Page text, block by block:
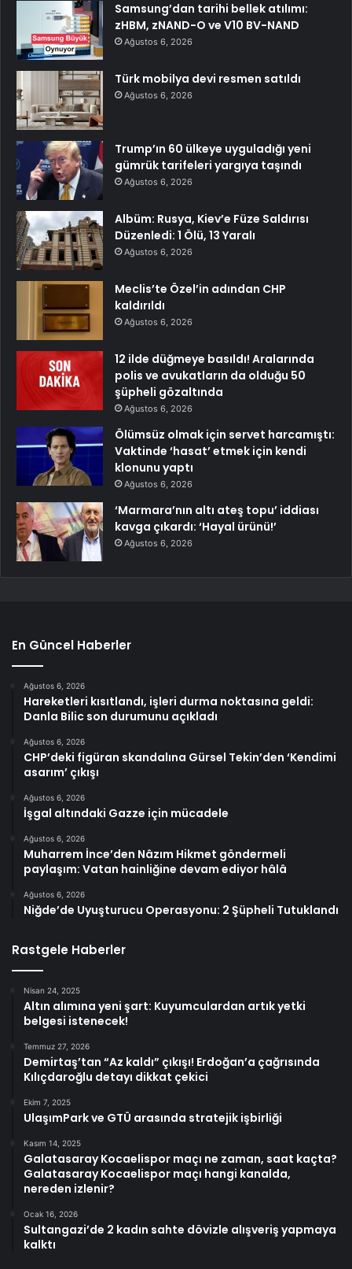
Samsung’dan tarihi bellek atılımı:
zHBM, zNAND-O ve V10 BV-NAND
Ağustos 6, 2026
Türk mobilya devi resmen satıldı
Ağustos 6, 2026
Trump’ın 60 ülkeye uyguladığı yeni
gümrük tarifeleri yargıya taşındı
Ağustos 6, 2026
Albüm: Rusya, Kiev’e Füze Saldırısı
Düzenledi: 1 Ölü, 13 Yaralı
Ağustos 6, 2026
Meclis’te Özel’in adından CHP
kaldırıldı
Ağustos 6, 2026
12 ilde düğmeye basıldı! Aralarında
polis ve avukatların da olduğu 50
şüpheli gözaltında
Ağustos 6, 2026
Ölümsüz olmak için servet harcamıştı:
Vaktinde ‘hasat’ etmek için kendi
klonunu yaptı
Ağustos 6, 2026
‘Marmara’nın altı ateş topu’ iddiası
kavga çıkardı: ‘Hayal ürünü!’
Ağustos 6, 2026
En Güncel Haberler
Ağustos 6, 2026
Hareketleri kısıtlandı, işleri durma noktasına geldi:
Danla Bilic son durumunu açıkladı
Ağustos 6, 2026
CHP’deki figüran skandalına Gürsel Tekin’den ‘Kendimi
asarım’ çıkışı
Ağustos 6, 2026
İşgal altındaki Gazze için mücadele
Ağustos 6, 2026
Muharrem İnce’den Nâzım Hikmet göndermeli
paylaşım: Vatan hainliğine devam ediyor hâlâ
Ağustos 6, 2026
Niğde’de Uyuşturucu Operasyonu: 2 Şüpheli Tutuklandı
Rastgele Haberler
Nisan 24, 2025
Altın alımına yeni şart: Kuyumculardan artık yetki
belgesi istenecek!
Temmuz 27, 2026
Demirtaş’tan “Az kaldı” çıkışı! Erdoğan’a çağrısında
Kılıçdaroğlu detayı dikkat çekici
Ekim 7, 2025
UlaşımPark ve GTÜ arasında stratejik işbirliği
Kasım 14, 2025
Galatasaray Kocaelispor maçı ne zaman, saat kaçta?
Galatasaray Kocaelispor maçı hangi kanalda,
nereden izlenir?
Ocak 16, 2026
Sultangazi’de 2 kadın sahte dövizle alışveriş yapmaya
kalktı